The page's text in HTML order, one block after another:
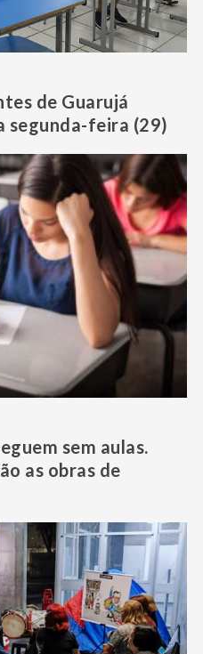
de Guarujá
segunda-feira (29)
sem aulas.
as obras de